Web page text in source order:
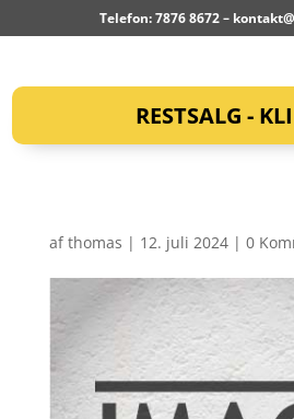
Telefon: 7876 8672 –
RESTSALG -
afthomas | 12. juli 2024| 0